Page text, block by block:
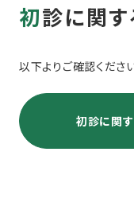
初診に関
以下よりご確認ください
初診に関